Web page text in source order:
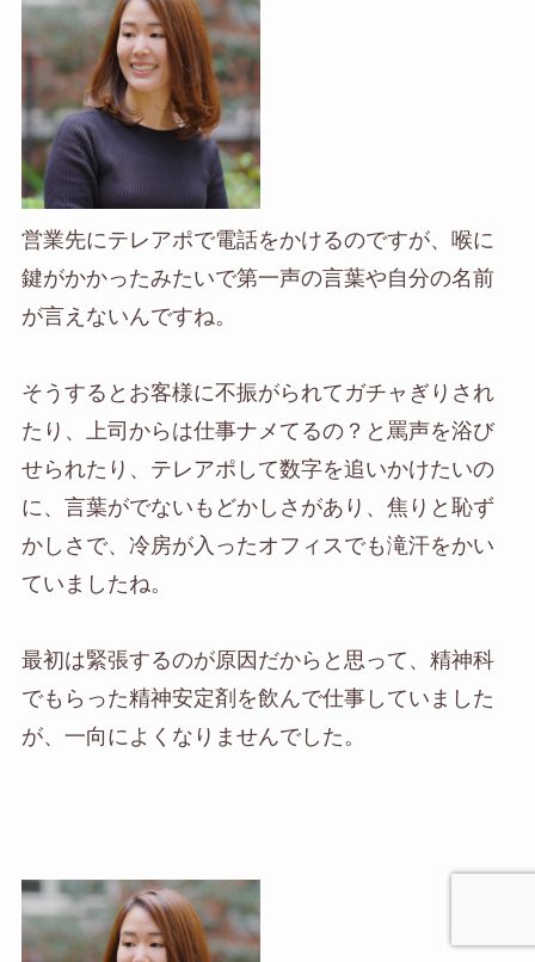
営業先にテレアポで電話をかけるのですが、喉に
鍵がかかったみたいで第一声の言葉や自分の名前
が言えないんですね。
そうするとお客様に不振がられてガチャぎりされ
たり、上司からは仕事ナメてるの？と罵声を浴び
せられたり、テレアポして数字を追いかけたいの
に、言葉がでないもどかしさがあり、焦りと恥ず
かしさで、冷房が入ったオフィスでも滝汗をかい
ていましたね。
最初は緊張するのが原因だからと思って、精神科
でもらった精神安定剤を飲んで仕事していました
が、一向によくなりませんでした。